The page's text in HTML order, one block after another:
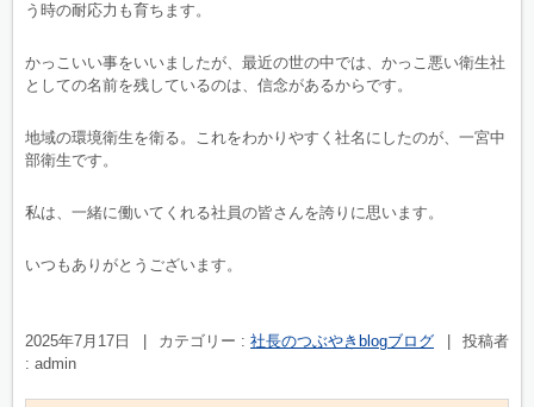
う時の耐応力も育ちます。
かっこいい事をいいましたが、最近の世の中では、かっこ悪い衛生社
としての名前を残しているのは、信念があるからです。
地域の環境衛生を衛る。これをわかりやすく社名にしたのが、一宮中
部衛生です。
私は、一緒に働いてくれる社員の皆さんを誇りに思います。
いつもありがとうございます。
2025年7月17日 カテゴリー : 社長のつぶやきblogブログ
投稿者
: admin